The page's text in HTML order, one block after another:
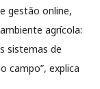
gestão online,
agrícola:
sistemas de
campo”, explica